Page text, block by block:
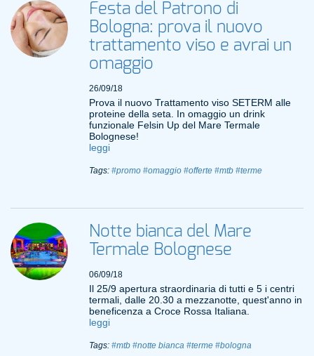
Festa del Patrono di
Bologna: prova il nuovo
trattamento viso e avrai un
omaggio
26/09/18
Prova il nuovo Trattamento viso SETERM alle
proteine della seta. In omaggio un drink
funzionale Felsin Up del Mare Termale
Bolognese!
leggi
Tags: #promo #omaggio #offerte #mtb #terme
Notte bianca del Mare
Termale Bolognese
06/09/18
Il 25/9 apertura straordinaria di tutti e 5 i centri
termali, dalle 20.30 a mezzanotte, quest'anno in
beneficenza a Croce Rossa Italiana.
leggi
Tags: #mtb #notte bianca #terme #bologna